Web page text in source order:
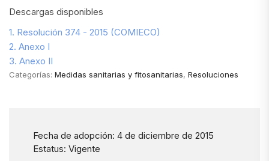
Descargas disponibles
1. Resolución 374 - 2015 (COMIECO)
2. Anexo I
3. Anexo II
Categorías: Medidas sanitarias y fitosanitarias, Resoluciones
Fecha de adopción: 4 de diciembre de 2015
Estatus: Vigente